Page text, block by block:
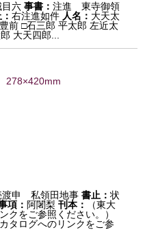
目六 事書：注進 東寺御領
：右注進如件 人名： 大天太
前 □石三郎 平太郎 左近太
大天四郎...
278×420mm
渡申 私領田地事書止：状
項： 阿闍梨刊本：
（東大
クをご参照ください。）
タログへのリンクをご参